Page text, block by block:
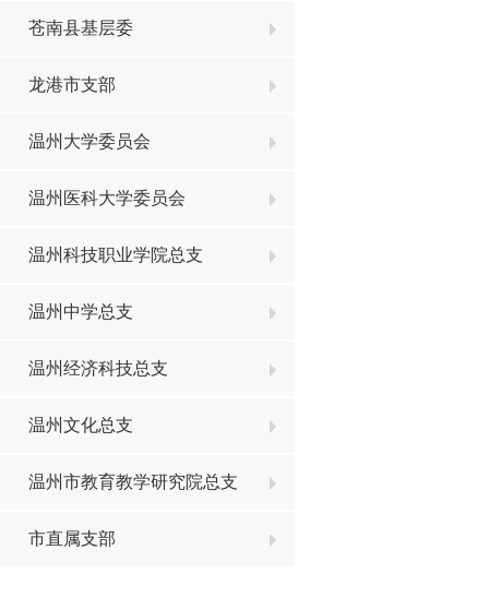
苍南县基层委
龙港市支部
温州大学委员会
温州医科大学委员会
温州科技职业学院总支
温州中学总支
温州经济科技总支
温州文化总支
温州市教育教学研究院总支
市直属支部